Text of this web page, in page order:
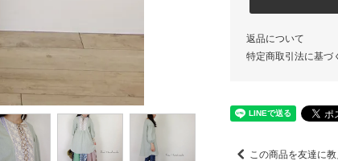
返品について
特定商取引法に基づ
この商品を友達に